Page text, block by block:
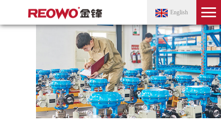
English